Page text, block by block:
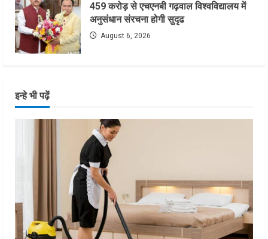
459 करोड़ से एचएनबी गढ़वाल विश्वविद्यालय में
अनुसंधान संरचना होगी सुदृढ
August 6, 2026
इन्हे भी पढ़ें